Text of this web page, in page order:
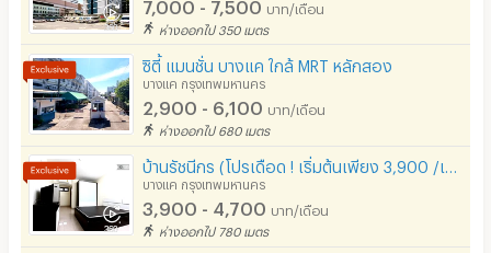
อนุญาตให้เลี้ยงสัตว์
อนุญาตให้สูบบุหรี่ในห้องพัก
โทรศัพท์สายตรง
ที่จอดรถ
ที่จอดรถมอเตอร์ไซด์/จักรยาน
ลิฟต์
การให้บริการ
ยังไม่มีรีวิวของอพาร์ทเม้นท์นี้
7,000 - 7,500 บาท/เดือน
ห่างออกไป 350 เมตร
ซิตี้ แมนชั่น บางแค ใกล้ MRT หลักสอง
บางแค กรุงเทพมหานคร
2,900 - 6,100 บาท/เดือน
ห่างออกไป 680 เมตร
บางแค กรุงเทพมหานคร
3,900 - 4,700 บาท/เดือน
ห่างออกไป 780 เมตร